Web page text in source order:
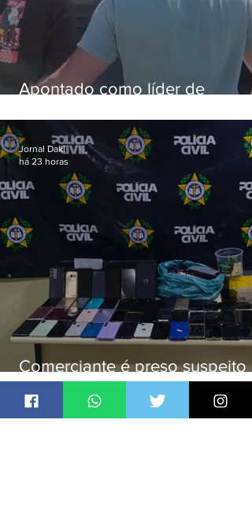
Apontado como líder de
aposentados é preso
Comerciante é preso suspeito
manter celulares roubados em
loja
Jornal Daki
há 23 horas